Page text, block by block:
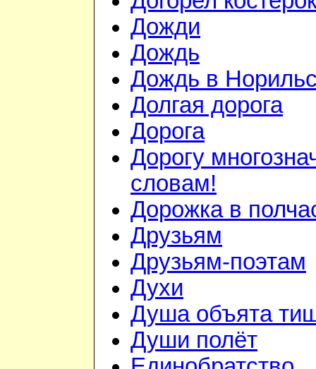
Дожди
Дождь
Дождь в
Долгая дорога
Дорога
Дорогу
словам!
Дорожка в
Друзьям
Друзьям-поэтам
Духи
Душа объята
Души полёт